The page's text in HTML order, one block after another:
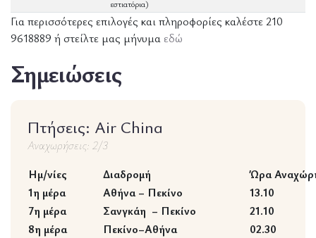
εστιατόρια)
Για περισσότερες επιλογές και πληροφορίες καλέστε 210
9618889 ή στείλτε μας μήνυμα εδώ
Σημειώσεις
Πτήσεις: Air China
Αναχωρήσεις: 2/3
Ημ/νίες
Διαδρομή
Ώρα
1η μέρα
Αθήνα – Πεκίνο
13.10
7η μέρα
Σανγκάη – Πεκίνο
21.10
8η μέρα
Πεκίνο–Αθήνα
02.30